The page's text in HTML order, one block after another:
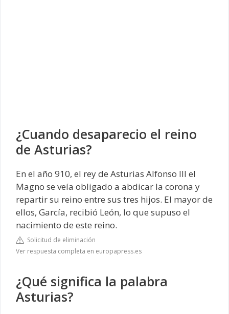
¿Cuando desaparecio el reino
de Asturias?
En el año 910, el rey de Asturias Alfonso III el
Magno se veía obligado a abdicar la corona y
repartir su reino entre sus tres hijos. El mayor de
ellos, García, recibió León, lo que supuso el
nacimiento de este reino.
Solicitud de eliminación
Ver respuesta completa en europapress.es
¿Qué significa la palabra
Asturias?